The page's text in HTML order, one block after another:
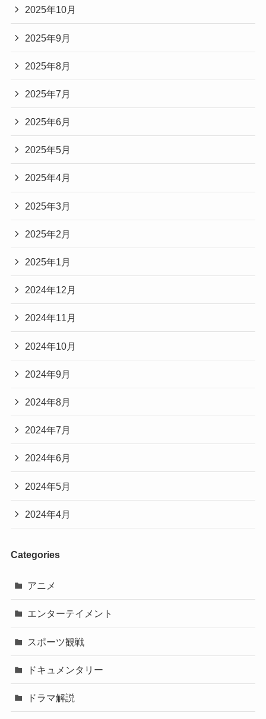
2025年10月
2025年9月
2025年8月
2025年7月
2025年6月
2025年5月
2025年4月
2025年3月
2025年2月
2025年1月
2024年12月
2024年11月
2024年10月
2024年9月
2024年8月
2024年7月
2024年6月
2024年5月
2024年4月
Categories
アニメ
エンターテイメント
スポーツ観戦
ドキュメンタリー
ドラマ解説